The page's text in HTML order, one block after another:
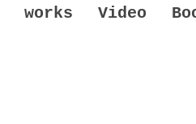
works Video